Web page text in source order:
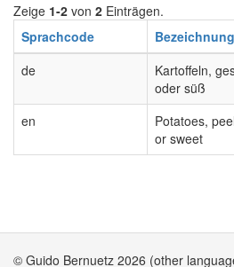
Zeige 1-2 von 2 Einträgen.
Sprachcode
Bezeichnung
de
Kartoffeln,
oder süß
en
Potatoes,
or sweet
© Guido Bernuetz 2026 (other